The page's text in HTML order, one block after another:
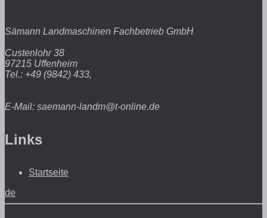
Sämann Landmaschinen Fachbetrieb GmbH
Custenlohr 38
97215 Uffenheim
Tel.: +49 (9842) 433,
E-Mail: saemann-landm@t-online.de
Links
Startseite
de